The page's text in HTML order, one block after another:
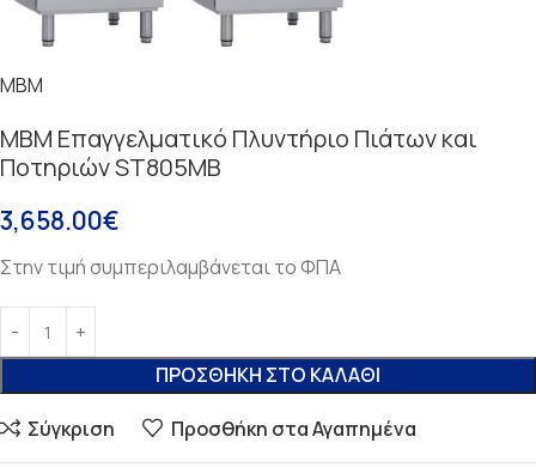
MBM
MBM Επαγγελματικό Πλυντήριο Πιάτων και
Ποτηριών ST805MB
3,658.00€
Στην τιμή συμπεριλαμβάνεται το ΦΠΑ
ΠΡΟΣΘΉΚΗ ΣΤΟ ΚΑΛΆΘΙ
Σύγκριση Προσθήκη στα Αγαπημένα